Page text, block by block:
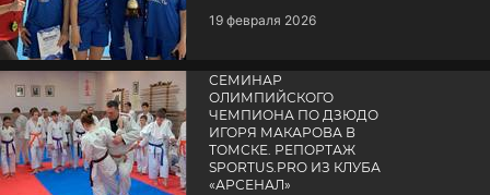
19 февраля 2026
СЕМИНАР
ОЛИМПИЙСКОГО
ЧЕМПИОНА ПО ДЗЮДО
ИГОРЯ МАКАРОВА В
ТОМСКЕ. РЕПОРТАЖ
SPORTUS.PRO ИЗ КЛУБА
«АРСЕНАЛ»